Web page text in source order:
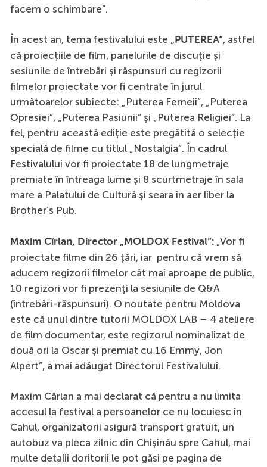
facem o schimbare”.
În acest an, tema festivalului este „PUTEREA”, astfel
că proiecțiile de film, panelurile de discuție și
sesiunile de întrebări și răspunsuri cu regizorii
filmelor proiectate vor fi centrate în jurul
următoarelor subiecte: „Puterea Femeii”, „Puterea
Opresiei”, „Puterea Pasiunii” și „Puterea Religiei”. La
fel, pentru această ediție este pregătită o selecție
specială de filme cu titlul „Nostalgia”. În cadrul
Festivalului vor fi proiectate 18 de lungmetraje
premiate în întreaga lume și 8 scurtmetraje în sala
mare a Palatului de Cultură și seara în aer liber la
Brother’s Pub.
Maxim Cîrlan, Director „MOLDOX Festival”: „Vor fi
proiectate filme din 26 țări, iar pentru că vrem să
aducem regizorii filmelor cât mai aproape de public,
10 regizori vor fi prezenți la sesiunile de Q&A
(întrebări-răspunsuri). O noutate pentru Moldova
este că unul dintre tutorii MOLDOX LAB – 4 ateliere
de film documentar, este regizorul nominalizat de
două ori la Oscar și premiat cu 16 Emmy, Jon
Alpert”, a mai adăugat Directorul Festivalului.
Maxim Cârlan a mai declarat că pentru a nu limita
accesul la festival a persoanelor ce nu locuiesc în
Cahul, organizatorii asigură transport gratuit, un
autobuz va pleca zilnic din Chișinău spre Cahul, mai
multe detalii doritorii le pot găsi pe pagina de